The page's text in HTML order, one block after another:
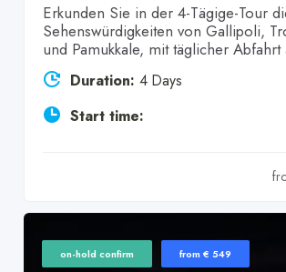
Erkunden Sie in der 4-Tägige-Tour
Sehenswürdigkeiten von Gallipoli,
und Pamukkale, mit täglicher Abfahrt
Duration: 4 Days
Start time:
on-hold confirm from € 549